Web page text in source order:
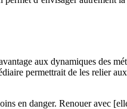
aux dynamiques des
permettrait de les relier
en danger. Renouer avec